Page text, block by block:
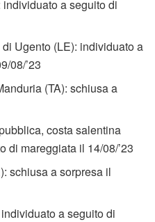
a seguito di
Ugento (LE): individuato a
08/’23
(TA): schiusa a
costa salentina
di mareggiata il 14/08/’23
schiusa a sorpresa il
a seguito di